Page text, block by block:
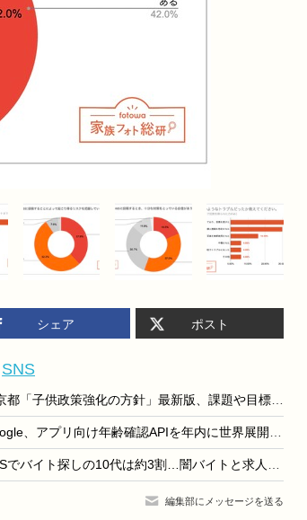
シェア ポスト
SNS
東京都「子供政策強化の方針」最新版、課題や目標値など
Google、アプリ向け年齢確認APIを年内に世界展開…未成年者保護を強化
SNSでバイト探しの10代は約3割…闇バイトと求人の見分け困難47％
編集部にメッセージを送る